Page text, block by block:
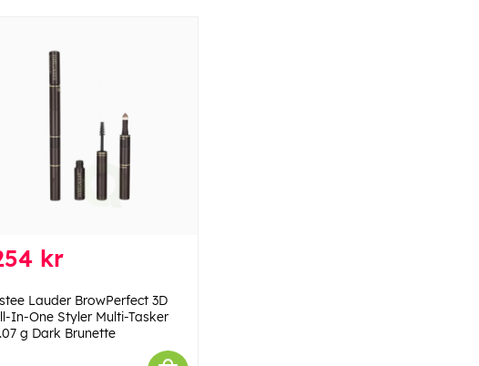
kr
Lauder BrowPerfect 3D
In-One Styler Multi-Tasker
g Dark Brunette